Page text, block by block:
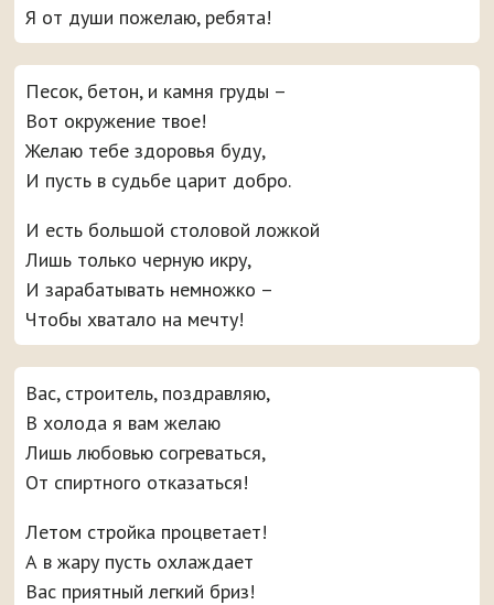
Я от души пожелаю, ребята!
Песок, бетон, и камня груды –
Вот окружение твое!
Желаю тебе здоровья буду,
И пусть в судьбе царит добро.
И есть большой столовой ложкой
Лишь только черную икру,
И зарабатывать немножко –
Чтобы хватало на мечту!
Вас, строитель, поздравляю,
В холода я вам желаю
Лишь любовью согреваться,
От спиртного отказаться!
Летом стройка процветает!
А в жару пусть охлаждает
Вас приятный легкий бриз!